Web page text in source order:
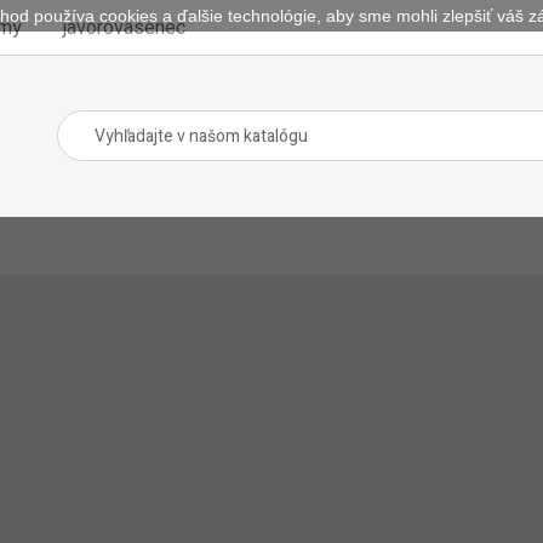
javorovasenec
používa cookies a ďalšie technológie, aby sme mohli zlepšiť váš